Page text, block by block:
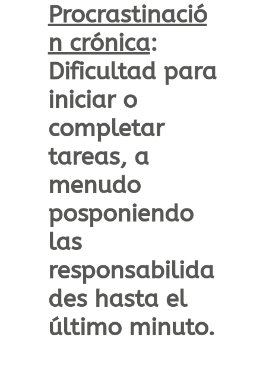
Procrastinació
n crónica:
Dificultad para
iniciar o
completar
tareas, a
menudo
posponiendo
las
responsabilida
des hasta el
último minuto.